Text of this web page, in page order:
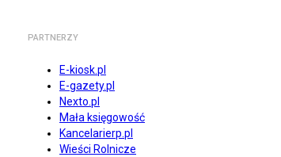
PARTNERZY
E-kiosk.pl
E-gazety.pl
Nexto.pl
Mała księgowość
Kancelarierp.pl
Wieści Rolnicze